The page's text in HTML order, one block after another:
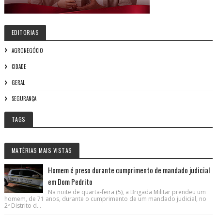
EDITORIAS
AGRONEGÓCIO
CIDADE
GERAL
SEGURANÇA
TAGS
MATÉRIAS MAIS VISTAS
Homem é preso durante cumprimento de mandado judicial
em Dom Pedrito
Na noite de quarta-feira (5), a Brigada Militar prendeu um
homem, de 71 anos, durante o cumprimento de um mandado judicial, no
2º Distrito d...